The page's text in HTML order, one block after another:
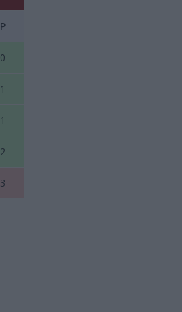
P
0
1
1
2
3